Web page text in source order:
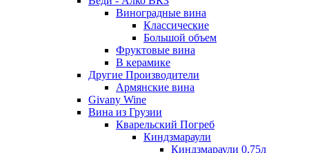
Виноградные вина
Классические
Большой объем
Фруктовые вина
В керамике
Другие Производители
Армянские вина
Givany Wine
Вина из Грузии
Кварельский Погреб
Киндзмараули
Киндзмараули 0,75л